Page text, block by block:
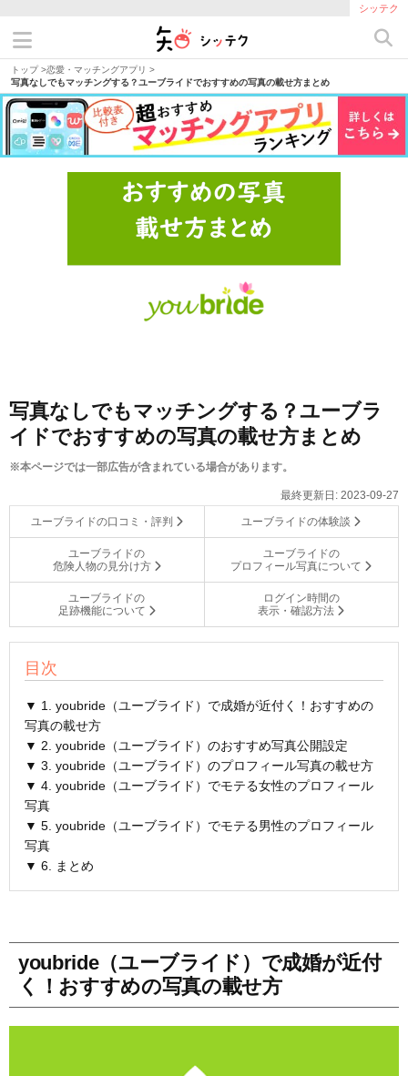
シッテク
トップ>恋愛・マッチングアプリ >
写真なしでもマッチングする？ユーブライドでおすすめの写真の載せ方まとめ
写真なしでもマッチングする？ユーブラ
イドでおすすめの写真の載せ方まとめ
※本ページでは一部広告が含まれている場合があります。
最終更新日: 2023-09-27
ユーブライドの口コミ・評判 ユーブライドの体験談
ユーブライドの
危険人物の見分け方
ユーブライドの
プロフィール写真について
ユーブライドの
足跡機能について
ログイン時間の
表示・確認方法
目次
▼ 1. youbride（ユーブライド）で成婚が近付く！おすすめの
写真の載せ方
▼ 2. youbride（ユーブライド）のおすすめ写真公開設定
▼ 3. youbride（ユーブライド）のプロフィール写真の載せ方
▼ 4. youbride（ユーブライド）でモテる女性のプロフィール
写真
▼ 5. youbride（ユーブライド）でモテる男性のプロフィール
写真
▼ 6. まとめ
youbride（ユーブライド）で成婚が近付
く！おすすめの写真の載せ方